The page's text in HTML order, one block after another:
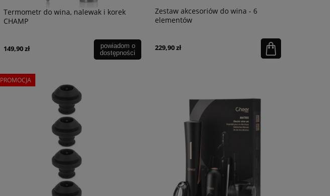
Termometr do wina, nalewak i korek
CHAMP
149,90 zł
powiadom o
dostępności
Zestaw akcesoriów do wina - 6
elementów
229,90 zł
PROMOCJA